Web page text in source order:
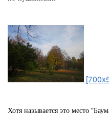
Хотя называется это место